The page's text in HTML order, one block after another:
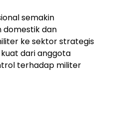
semakin
dan
ke sektor strategis
dari anggota
terhadap militer